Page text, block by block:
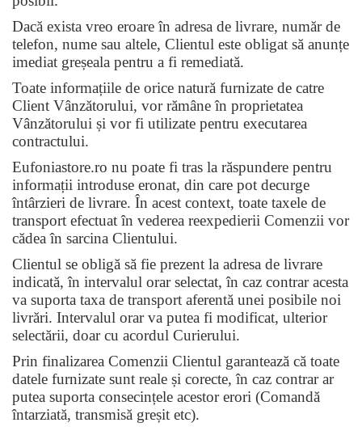
Dacă exista vreo eroare în adresa de livrare, număr de
telefon, nume sau altele, Clientul este obligat să anunțe
imediat greșeala pentru a fi remediată.
Toate informațiile de orice natură furnizate de catre
Client Vânzătorului, vor rămâne în proprietatea
Vânzătorului și vor fi utilizate pentru executarea
contractului.
Eufoniastore.ro nu poate fi tras la răspundere pentru
informații introduse eronat, din care pot decurge
întârzieri de livrare. În acest context, toate taxele de
transport efectuat în vederea reexpedierii Comenzii vor
cădea în sarcina Clientului.
Clientul se obligă să fie prezent la adresa de livrare
indicată, în intervalul orar selectat, în caz contrar acesta
va suporta taxa de transport aferentă unei posibile noi
livrări. Intervalul orar va putea fi modificat, ulterior
selectării, doar cu acordul Curierului.
Prin finalizarea Comenzii Clientul garantează că toate
datele furnizate sunt reale și corecte, în caz contrar ar
putea suporta consecințele acestor erori (Comandă
întarziată, transmisă greșit etc).